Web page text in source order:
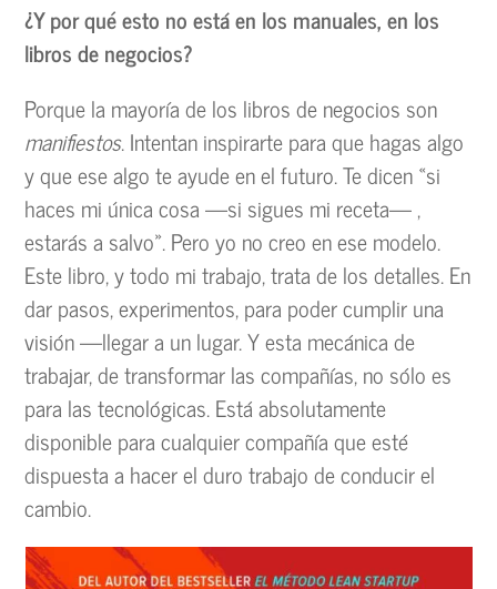
¿Y por qué esto no está en los manuales, en los
libros de negocios?
Porque la mayoría de los libros de negocios son
manifiestos. Intentan inspirarte para que hagas algo
y que ese algo te ayude en el futuro. Te dicen «si
haces mi única cosa —si sigues mi receta— ,
estarás a salvo». Pero yo no creo en ese modelo.
Este libro, y todo mi trabajo, trata de los detalles. En
dar pasos, experimentos, para poder cumplir una
visión —llegar a un lugar. Y esta mecánica de
trabajar, de transformar las compañías, no sólo es
para las tecnológicas. Está absolutamente
disponible para cualquier compañía que esté
dispuesta a hacer el duro trabajo de conducir el
cambio.